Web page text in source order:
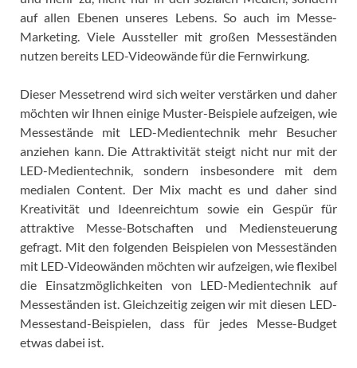
auf allen Ebenen unseres Lebens. So auch im Messe-
Marketing. Viele Aussteller mit großen Messeständen
nutzen bereits LED-Videowände für die Fernwirkung.
Dieser Messetrend wird sich weiter verstärken und daher
möchten wir Ihnen einige Muster-Beispiele aufzeigen, wie
Messestände mit LED-Medientechnik mehr Besucher
anziehen kann. Die Attraktivität steigt nicht nur mit der
LED-Medientechnik, sondern insbesondere mit dem
medialen Content. Der Mix macht es und daher sind
Kreativität und Ideenreichtum sowie ein Gespür für
attraktive Messe-Botschaften und Mediensteuerung
gefragt. Mit den folgenden Beispielen von Messeständen
mit LED-Videowänden möchten wir aufzeigen, wie flexibel
die Einsatzmöglichkeiten von LED-Medientechnik auf
Messeständen ist. Gleichzeitig zeigen wir mit diesen LED-
Messestand-Beispielen, dass für jedes Messe-Budget
etwas dabei ist.